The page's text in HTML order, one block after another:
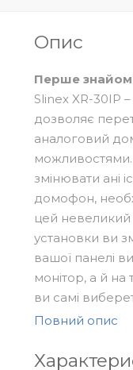
Опис
Перше
Slinex XR-30IP
дозволяє
аналоговий
змінювати ані
домофон,
цей невеликий
установки ви
вашої панелі
монітор, а й на
ви самі
або Android)
Де можна
Повний опис